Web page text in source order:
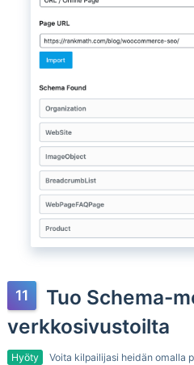
Tuo Schema-
verkkosivustoilta
Hyöty Voita kilpailijasi heidän omalla